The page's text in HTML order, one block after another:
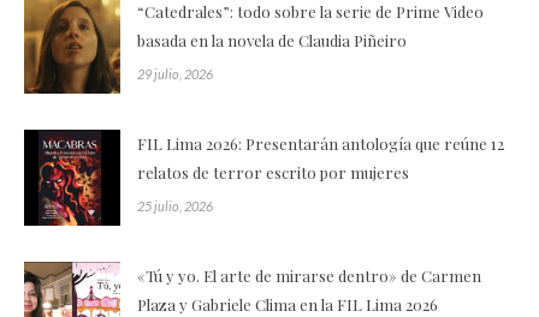
“Catedrales”: todo sobre la serie de Prime Video
basada en la novela de Claudia Piñeiro
29 julio, 2026
FIL Lima 2026: Presentarán antología que reúne 12
relatos de terror escrito por mujeres
25 julio, 2026
«Tú y yo. El arte de mirarse dentro» de Carmen
Plaza y Gabriele Clima en la FIL Lima 2026